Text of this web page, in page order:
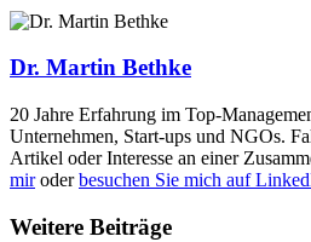
Dr. Martin Bethke
20 Jahre Erfahrung im Top-
Unternehmen, Start-ups und NGOs.
Artikel oder Interesse an einer
miroderbesuchen Sie mich auf
Weitere Beiträge